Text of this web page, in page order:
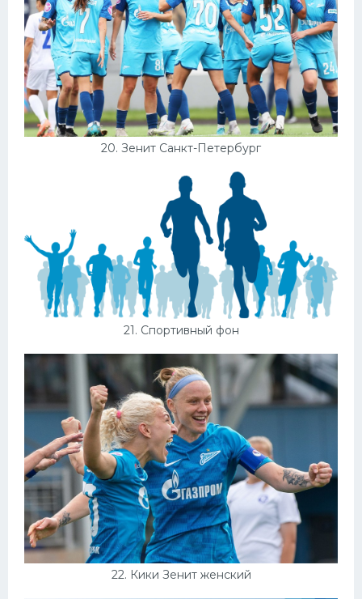
20. Зенит Санкт-Петербург
21. Спортивный фон
22. Кики Зенит женский